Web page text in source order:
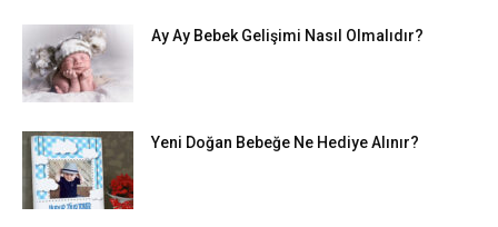
Ay Ay Bebek Gelişimi Nasıl Olmalıdır?
Yeni Doğan Bebeğe Ne Hediye Alınır?